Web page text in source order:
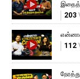
203
112